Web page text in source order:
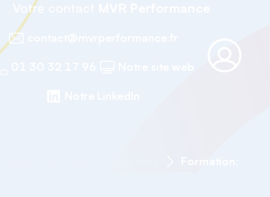
Votre contact